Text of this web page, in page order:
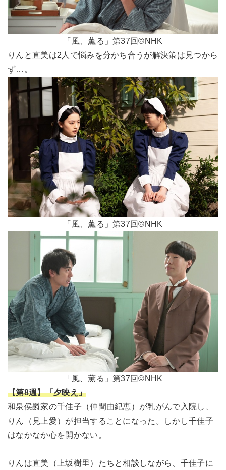
「風、薫る」第37回©NHK
りんと直美は2人で悩みを分かち合うが解決策は見つから
ず…。
「風、薫る」第37回©NHK
「風、薫る」第37回©NHK
【第8週】「夕映え」
和泉侯爵家の千佳子（仲間由紀恵）が乳がんで入院し、
りん（見上愛）が担当することになった。しかし千佳子
はなかなか心を開かない。
りんは直美（上坂樹里）たちと相談しながら、千佳子に